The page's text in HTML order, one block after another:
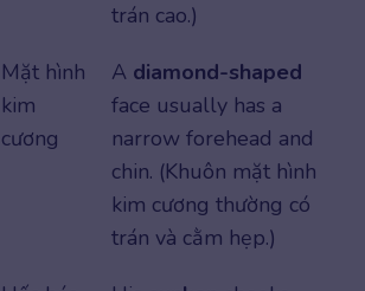
trán cao.)
Mặt hình
kim
cương
A diamond-shaped
face usually has a
narrow forehead and
chin. (Khuôn mặt hình
kim cương thường có
trán và cằm hẹp.)